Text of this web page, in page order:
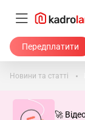
Передплатити
Новини та статті
🚀